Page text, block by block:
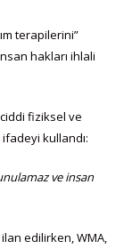
terapilerini”
hakları ihlali
ciddi fiziksel ve
kullandı:
ve insan
ilan edilirken, WMA,